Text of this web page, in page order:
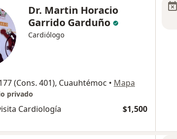
Dr. Martin Horacio
Garrido Garduño
Cardiólogo
(Cons. 401), Cuauhtémoc • Mapa
privado
Cardiología $1,500